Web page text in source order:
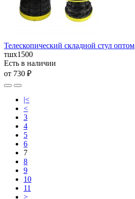
Телескопический складной стул оптом
тшх1500
Есть в наличии
от 730 ₽
|<
<
3
4
5
6
7
8
9
10
11
>